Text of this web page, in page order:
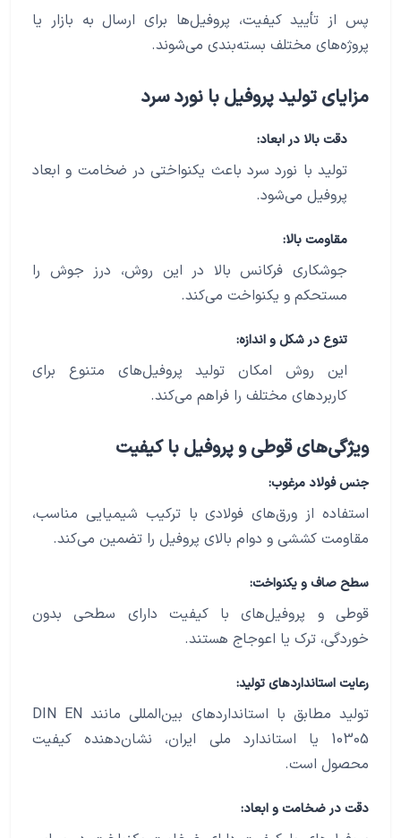
پس از تأیید کیفیت، پروفیل‌ها برای ارسال به بازار یا
پروژه‌های مختلف بسته‌بندی می‌شوند.
مزایای تولید پروفیل با نورد سرد
دقت بالا در ابعاد:
تولید با نورد سرد باعث یکنواختی در ضخامت و ابعاد
پروفیل می‌شود.
مقاومت بالا:
جوشکاری فرکانس بالا در این روش، درز جوش را
مستحکم و یکنواخت می‌کند.
تنوع در شکل و اندازه:
این روش امکان تولید پروفیل‌های متنوع برای
کاربردهای مختلف را فراهم می‌کند.
ویژگی‌های قوطی و پروفیل با کیفیت
جنس فولاد مرغوب:
استفاده از ورق‌های فولادی با ترکیب شیمیایی مناسب،
مقاومت کششی و دوام بالای پروفیل را تضمین می‌کند.
سطح صاف و یکنواخت:
قوطی و پروفیل‌های با کیفیت دارای سطحی بدون
خوردگی، ترک یا اعوجاج هستند.
رعایت استانداردهای تولید:
تولید مطابق با استانداردهای بین‌المللی مانند DIN EN
10305 یا استاندارد ملی ایران، نشان‌دهنده کیفیت
محصول است.
دقت در ضخامت و ابعاد: